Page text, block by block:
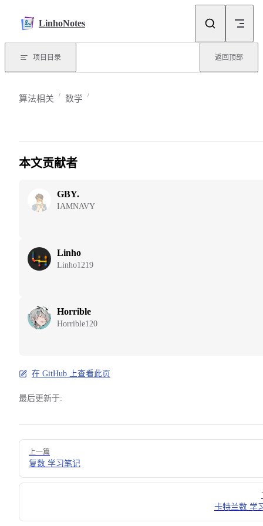
LinhoNotes
项目目录 返回顶部
算法相关 数学
本文贡献者
GBY.
IAMNAVY
Linho
Linho1219
Horrible
Horrible120
在 GitHub 上查看此页
最后更新于:
Pager
上一篇
复数 学习笔记
卡特兰数 学